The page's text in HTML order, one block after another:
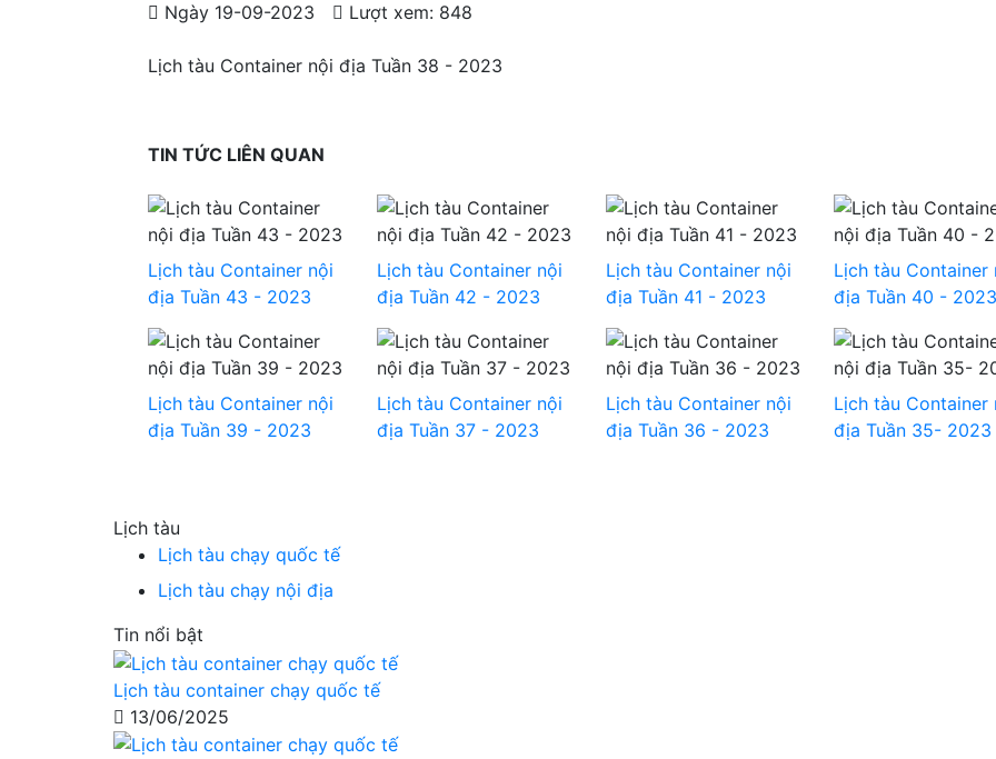
Ngày 19-09-2023 Lượt xem: 848
Lịch tàu Container nội địa Tuần 38 - 2023
TIN TỨC LIÊN QUAN
Lịch tàu Container nội
địa Tuần 43 - 2023
Lịch tàu Container nội
địa Tuần 42 - 2023
Lịch tàu Container nội
địa Tuần 41 - 2023
Lịch tàu Container
địa Tuần 40 -
Lịch tàu Container nội
địa Tuần 39 - 2023
Lịch tàu Container nội
địa Tuần 37 - 2023
Lịch tàu Container nội
địa Tuần 36 - 2023
Lịch tàu Container
địa Tuần 35- 2023
Lịch tàu
Lịch tàu chạy quốc tế
Lịch tàu chạy nội địa
Tin nổi bật
Lịch tàu container chạy quốc tế
13/06/2025